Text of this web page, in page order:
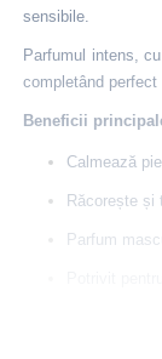
sensibile.
Parfumul intens,
completând perfect
Beneficii
Calmează
Răcorește și
Parfum
Format